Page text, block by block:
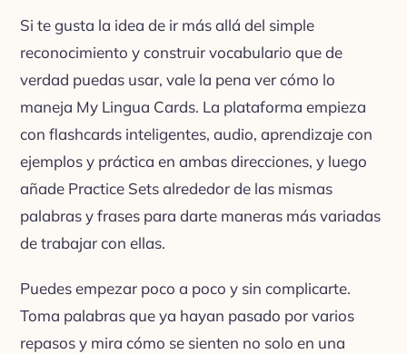
Si te gusta la idea de ir más allá del simple
reconocimiento y construir vocabulario que de
verdad puedas usar, vale la pena ver cómo lo
maneja My Lingua Cards. La plataforma empieza
con flashcards inteligentes, audio, aprendizaje con
ejemplos y práctica en ambas direcciones, y luego
añade Practice Sets alrededor de las mismas
palabras y frases para darte maneras más variadas
de trabajar con ellas.
Puedes empezar poco a poco y sin complicarte.
Toma palabras que ya hayan pasado por varios
repasos y mira cómo se sienten no solo en una